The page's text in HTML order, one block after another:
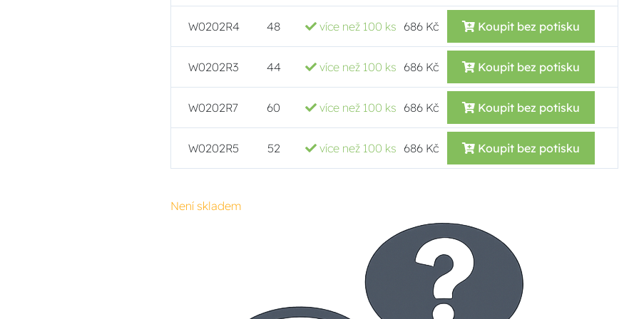
W0202R4 48 více než 100 ks 686 Kč Koupit bez potisku
W0202R3 44 více než 100 ks 686 Kč Koupit bez potisku
W0202R7 60 více než 100 ks 686 Kč Koupit bez potisku
W0202R5 52 více než 100 ks 686 Kč Koupit bez potisku
Není skladem